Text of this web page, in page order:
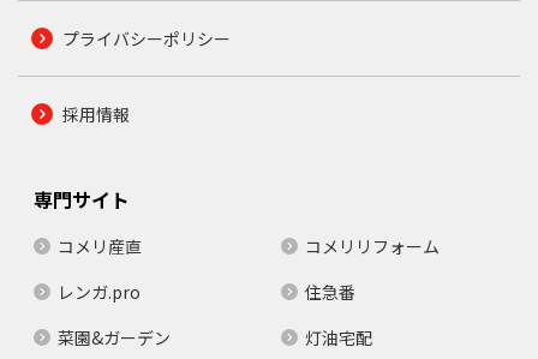
プライバシーポリシー
採用情報
専門サイト
コメリ産直
コメリリフォーム
レンガ.pro
住急番
菜園&ガーデン
灯油宅配